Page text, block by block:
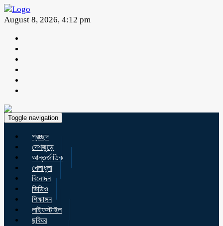
August 8, 2026, 4:12 pm
Toggle navigation
প্রচ্ছদ
দেশজুড়ে
আন্তর্জাতিক
খেলাধুলা
বিনোদন
ভিডিও
শিক্ষাঙ্গন
লাইফস্টাইল
ছবিঘর